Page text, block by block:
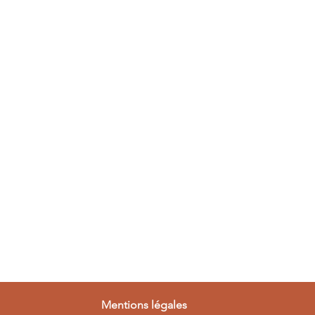
Mentions légales